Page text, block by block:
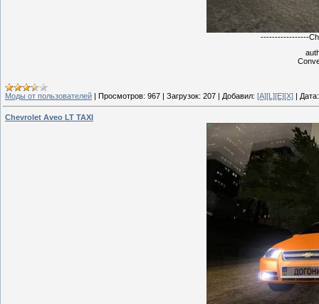
-----------------
Моды от пользователей | Просмотров: 967 | Загрузок: 207 | Добавил: [A][L][E][X] | Дата:
Chevrolet Aveo LT TAXI